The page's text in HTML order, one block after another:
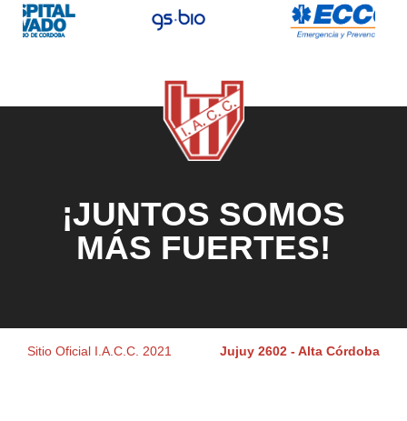
¡JUNTOS SOMOS
MÁS FUERTES!
Sitio Oficial I.A.C.C. 2021 Jujuy 2602 - Alta Córdoba